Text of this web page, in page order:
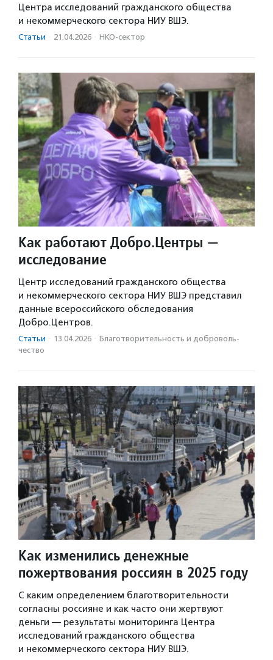
Центра исследований гражданского общества
и некоммерческого сектора НИУ ВШЭ.
Статьи · 21.04.2026 · НКО-сектор
Как работают Добро.Центры —
исследование
Центр исследований гражданского общества
и некоммерческого сектора НИУ ВШЭ представил
данные всероссийского обследования
Добро.Центров.
Статьи · 13.04.2026 · Благотвори­тель­ность и доброволь­
чест­во
Как изменились денежные
пожертвования россиян в 2025 году
С каким определением благотворительности
согласны россияне и как часто они жертвуют
деньги — результаты мониторинга Центра
исследований гражданского общества
и некоммерческого сектора НИУ ВШЭ.